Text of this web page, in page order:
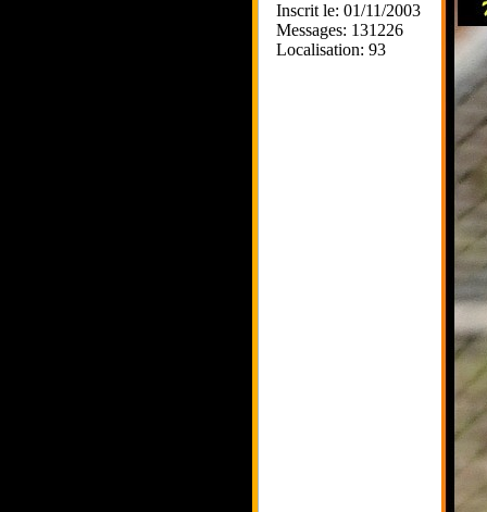
Inscrit le: 01/11/2003
Messages: 131226
Localisation: 93